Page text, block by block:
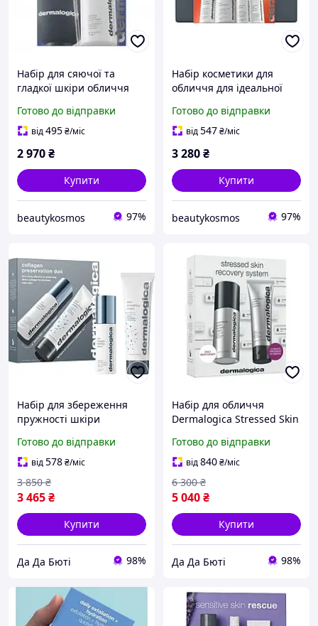
Набір для сяючої та
гладкої шкіри обличчя
Brighten kit
Готово до відправки
від495₴/міс
2 970₴
Купити
beautykosmos 97%
Набір косметики для
обличчя для ідеальної
Expertise On the Go
Готово до відправки
від547₴/міс
3 280₴
Купити
beautykosmos 97%
Набір для збереження
пружності шкіри
Preservation Duo
Сироватка 30 мл + Крем
50 мл (666151915695)
Готово до відправки
від578₴/міс
3 465₴
3 850 ₴
Купити
Да Да Бюті 98%
Набір для обличчя
Dermalogica Stressed Skin
мл + маска, 75 мл)
Готово до відправки
від840₴/міс
5 040₴
6 300 ₴
Купити
Да Да Бюті 98%